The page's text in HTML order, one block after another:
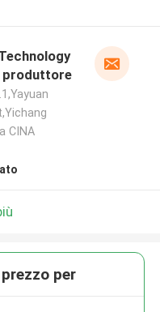
produttore
CINA
per